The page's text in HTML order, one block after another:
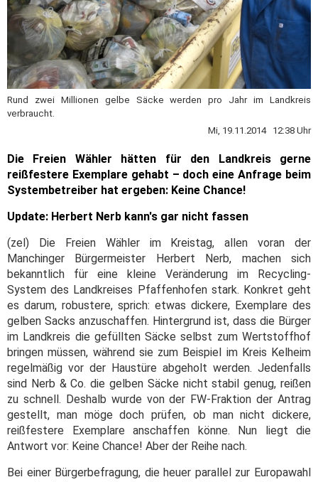
Rund zwei Millionen gelbe Säcke werden pro Jahr im Landkreis
verbraucht.
Mi, 19.11.2014 12:38 Uhr
Die Freien Wähler hätten für den Landkreis gerne
reißfestere Exemplare gehabt – doch eine Anfrage beim
Systembetreiber hat ergeben: Keine Chance!
Update: Herbert Nerb kann's gar nicht fassen
(zel) Die Freien Wähler im Kreistag, allen voran der
Manchinger Bürgermeister Herbert Nerb, machen sich
bekanntlich für eine kleine Veränderung im Recycling-
System des Landkreises Pfaffenhofen stark. Konkret geht
es darum, robustere, sprich: etwas dickere, Exemplare des
gelben Sacks anzuschaffen. Hintergrund ist, dass die Bürger
im Landkreis die gefüllten Säcke selbst zum Wertstoffhof
bringen müssen, während sie zum Beispiel im Kreis Kelheim
regelmäßig vor der Haustüre abgeholt werden. Jedenfalls
sind Nerb & Co. die gelben Säcke nicht stabil genug, reißen
zu schnell. Deshalb wurde von der FW-Fraktion der Antrag
gestellt, man möge doch prüfen, ob man nicht dickere,
reißfestere Exemplare anschaffen könne. Nun liegt die
Antwort vor: Keine Chance! Aber der Reihe nach.
Bei einer Bürgerbefragung, die heuer parallel zur Europawahl